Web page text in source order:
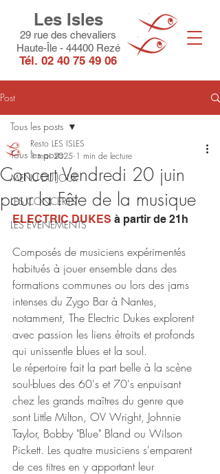
Les Isles
29 rue des chevaliers
Haute-Île - 44400 Rezé
Tél. 02 40 75 49 06
Post
Tous les posts
MENU DU JOUR
LES CONCERTS
LES ÉVÈNEMENTS
Tous les posts
Concert Vendredi 20 juin
pour la Fête de la musique
Resto LES ISLES
1 mai 2025 1 min de lecture
ELECTRIC DUKES à partir de 21h
Composés de musiciens expérimentés
habitués à jouer ensemble dans des
formations communes ou lors des jams
intenses du Zygo Bar à Nantes,
notamment, The Electric Dukes explorent
avec passion les liens étroits et profonds
qui unissentle blues et la soul.
Le répertoire fait la part belle à la scène
soul-blues des 60's et 70's enpuisant
chez les grands maîtres du genre que
sont Little Milton, OV Wright, Johnnie
Taylor, Bobby "Blue" Bland ou Wilson
Pickett. Les quatre musiciens s'emparent
de ces titres en y apportant leur